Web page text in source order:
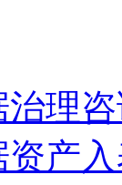
治理
资产